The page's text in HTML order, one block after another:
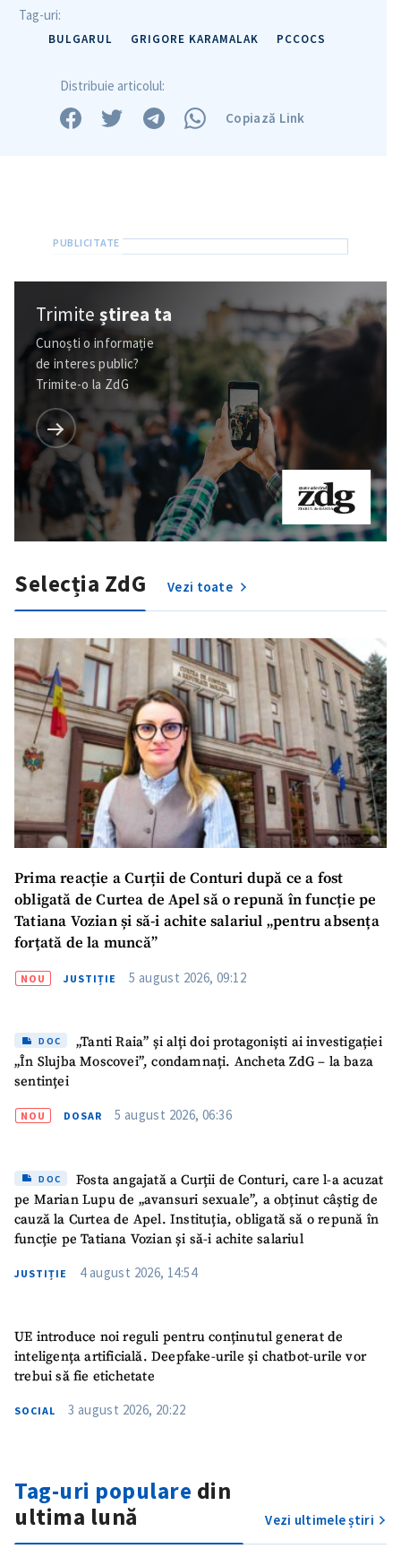
Trimite o informație
Despre ZdG
Tag-uri:
BULGARUL GRIGORE KARAMALAK PCCOCS
Distribuie articolul:
Copiază Link
Trimiteștirea ta
Cunoști o informație
de interes public?
Trimite-o la ZdG
Selecția ZdG Vezi toate
Prima reacție a Curții de Conturi după ce a fost
obligată de Curtea de Apel să o repună în funcție pe
Tatiana Vozian și să-i achite salariul „pentru absența
forțată de la muncă”
NOU JUSTIȚIE 5 august 2026, 09:12
DOC
„Tanti Raia” și alți doi protagoniști ai investigației
„În Slujba Moscovei”, condamnați. Ancheta ZdG – la baza
sentinței
NOU DOSAR 5 august 2026, 06:36
DOC
Fosta angajată a Curții de Conturi, care l-a acuzat
pe Marian Lupu de „avansuri sexuale”, a obținut câștig de
cauză la Curtea de Apel. Instituția, obligată să o repună în
funcție pe Tatiana Vozian și să-i achite salariul
JUSTIȚIE 4 august 2026, 14:54
UE introduce noi reguli pentru conținutul generat de
inteligența artificială. Deepfake-urile și chatbot-urile vor
trebui să fie etichetate
SOCIAL 3 august 2026, 20:22
Tag-uri populare din
ultima lună
Vezi ultimele știri
ȘTIREA MEA
Fotografie
+ Încarcă imagine
Link media+ Link media
Mesajul știrei
+ Mesajul știrei